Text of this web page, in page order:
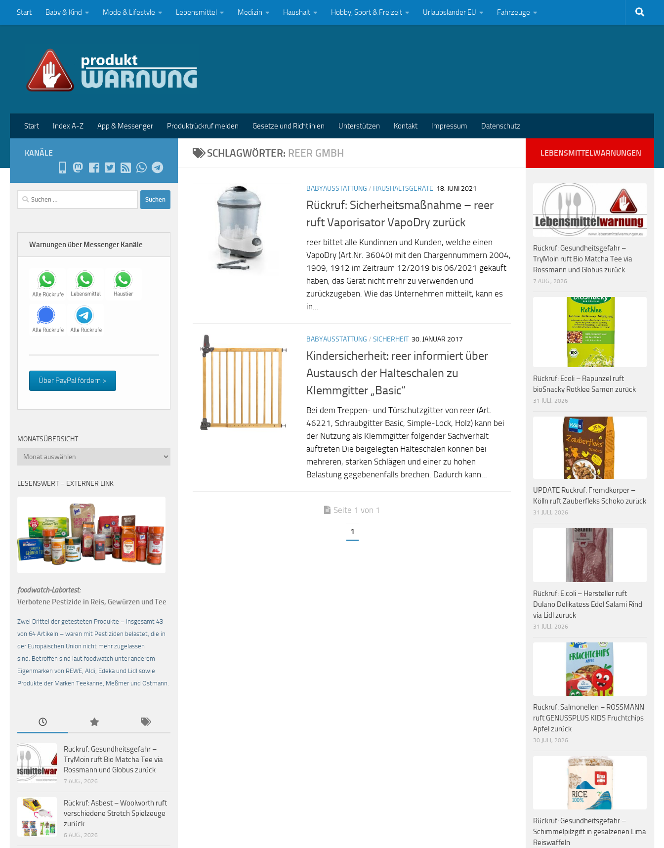
Zum Inhalt springen
Start Baby & Kind Mode & Lifestyle Lebensmittel Medizin Haushalt Hobby, Sport & Freizeit Urlaubsländer EU Fahrzeuge
Start Index A-Z App & Messenger Produktrückruf melden Gesetze und Richtlinien Unterstützen Kontakt Impressum Datenschutz
SCHLAGWÖRTER: REER GMBH
BABYAUSSTATTUNG / HAUSHALTSGERÄTE 18. JUNI 2021
Rückruf: Sicherheitsmaßnahme – reer
ruft Vaporisator VapoDry zurück
reer bittet alle Kundinnen und Kunden, welche einen
VapoDry (Art.Nr. 36040) mit den Chargennummern 2004,
1909, 1912 im Zeitraum 12/2019 bis 06/2021 gekauft
haben, das Gerät nicht mehr zu verwenden und
zurückzugeben. Wie das Unternehmen mitteilt, kann es
in...
BABYAUSSTATTUNG / SICHERHEIT 30. JANUAR 2017
Kindersicherheit: reer informiert über
Austausch der Halteschalen zu
Klemmgitter „Basic“
Bei dem Treppen- und Türschutzgitter von reer (Art.
46221, Schraubgitter Basic, Simple-Lock, Holz) kann bei
der Nutzung als Klemmgitter folgender Sachverhalt
auftreten Die beigelegten Halteschalen können bei
mehreren, starken Schlägen und einer zu hohen
Belastung gegebenenfalls brechen. Dadurch kann...
Seite 1 von 1
1
KANÄLE
Suchen
nach:
Warnungen über Messenger Kanäle
Über PayPal fördern >
MONATSÜBERSICHT
Monatsübersicht
LESENSWERT – EXTERNER LINK
foodwatch-Labortest:
Verbotene Pestizide in Reis, Gewürzen und Tee
Zwei Drittel der getesteten Produkte – insgesamt 43
von 64 Artikeln – waren mit Pestiziden belastet, die in
der Europäischen Union nicht mehr zugelassen
sind. Betroffen sind laut foodwatch unter anderem
Eigenmarken von REWE, Aldi, Edeka und Lidl sowie
Produkte der Marken Teekanne, Meßmer und Ostmann.
Rückruf: Gesundheitsgefahr –
TryMoin ruft Bio Matcha Tee via
Rossmann und Globus zurück
7 AUG., 2026
Rückruf: Asbest – Woolworth ruft
verschiedene Stretch Spielzeuge
zurück
6 AUG., 2026
LEBENSMITTELWARNUNGEN
Rückruf: Gesundheitsgefahr –
TryMoin ruft Bio Matcha Tee via
Rossmann und Globus zurück
7 AUG., 2026
Rückruf: Ecoli – Rapunzel ruft
bioSnacky Rotklee Samen zurück
31 JULI, 2026
UPDATE Rückruf: Fremdkörper –
Kölln ruft Zauberfleks Schoko zurück
31 JULI, 2026
Rückruf: E.coli – Hersteller ruft
Dulano Delikatess Edel Salami Rind
via Lidl zurück
31 JULI, 2026
Rückruf: Salmonellen – ROSSMANN
ruft GENUSSPLUS KIDS Fruchtchips
Apfel zurück
30 JULI, 2026
Rückruf: Gesundheitsgefahr –
Schimmelpilzgift in gesalzenen Lima
Reiswaffeln